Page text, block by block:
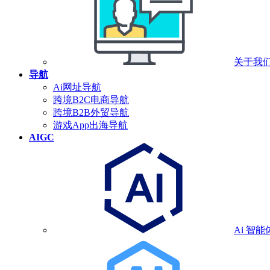
关于我
导航
Ai网址导航
跨境B2C电商导航
跨境B2B外贸导航
游戏App出海导航
AIGC
Ai 智能